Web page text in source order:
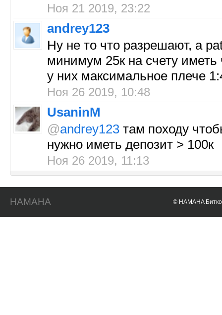
Ноя 21 2019, 23:22
andrey123
Ну не то что разрешают, а
минимум 25к на счету
у них максимальное плече
Ноя 26 2019, 10:48
UsaninM
@andrey123 там походу
нужно иметь депозит > 100к
Ноя 26 2019, 11:13
HAMAHA © HAMAHA